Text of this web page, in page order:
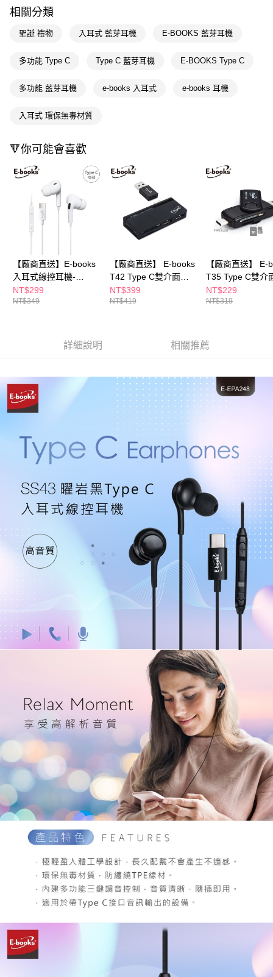
相關說明
AFTEE先享後付是「在收到商品之後才付款」的支付方式。 讓您購物簡單
１．簡單：不需註冊會員、不需綁卡、不需儲值。
２．便利：只要手機號碼，簡訊認證，即可結帳。
１．於結帳方式選擇「AFTEE先享後付」後，將跳轉至「AFTEE先享後付」
結帳頁面，進行簡訊認證並確認金額後，即可完成結帳。
３．收到繳費通知簡訊後14天內，點擊此簡訊中的連結，可透過四大超商／
ATM／網路銀行／等多元方式進行付款，方視為交易完成。
※ 請注意：結帳手續完成當下不需立刻繳費，但若您需要取消訂單，請聯絡
購買商品的店家。未經商家同意取消之訂單仍視為有效，需透過AFTEE先享
後付繳納相關費用。
※ 交易是否成功請以「AFTEE先享後付 」之結帳頁面顯示為準，若有關於
是否繳費成功／繳費後需取消欲退款等相關疑問，請聯繫「AFTEE先享後付
客戶支援中心」
https://netprotections.freshdesk.com/support/home
１．透過由恩沛科技股份有限公司提供之「AFTEE先享後付」服務完成之交
易，需依本服務之必要範圍內提供個人資料，並將交易相關給付款項請求債
權轉讓予恩沛科技股份有限公司。
２．關於個人資料處理事宜，請瀏覽以下網址：
https://aftee.tw/terms/#terms3
４．使用「AFTEE先享後付」時，將依據個別帳號之用戶狀況，依本公司即
時審查核予不同之上限額度；若仍有額度不足之情形，本公司將視審查結果
恩沛科技股份有限公司將有權停止該用戶之使用額度並採取法律行動。
運送方式
宅配(廠商直送🚚)
每筆NT$300
相關分類
聖誕 禮物 入耳式 藍芽耳機 E-BOOKS 藍芽耳機
多功能 Type C Type C 藍芽耳機 E-BOOKS Type C
多功能 藍芽耳機 e-books 入耳式 e-books 耳機
入耳式 環保無毒材質
🔻你可能會喜歡
【廠商直送】E-books
入耳式線控耳機-
TypeC-SS41
NT$299
NT$349
【廠商直送】 E-books
T42 Type C雙介面
OTG讀卡機
NT$399
NT$419
【廠商直送】 E-
T35 Type C雙介
OTG讀卡機
NT$229
NT$319
詳細說明 相關推薦